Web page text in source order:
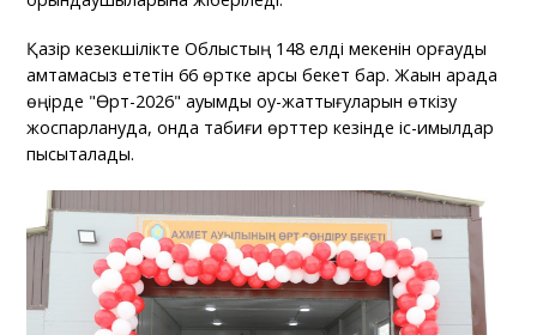
Қазір кезекшілікте Облыстың 148 елді мекенін қорғауды
қамтамасыз ететін 66 өртке қарсы бекет бар. Жақын арада
өңірде "Өрт-2026" ауқымды оқу-жаттығуларын өткізу
жоспарлануда, онда табиғи өрттер кезінде іс-қимылдар
пысықталады.